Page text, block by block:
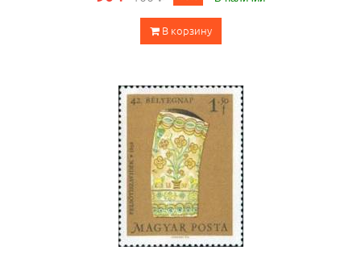
В корзину